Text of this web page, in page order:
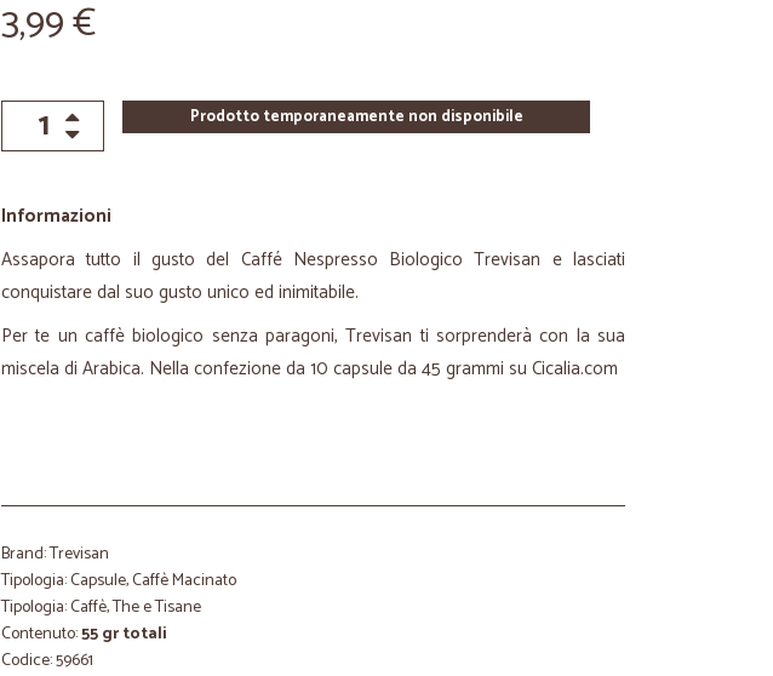
3,99 €
Prodotto temporaneamente non disponibile
Informazioni
Assapora tutto il gusto del Caffé Nespresso Biologico Trevisan e lasciati
conquistare dal suo gusto unico ed inimitabile.
Per te un caffè biologico senza paragoni, Trevisan ti sorprenderà con la sua
miscela di Arabica. Nella confezione da 10 capsule da 45 grammi su Cicalia.com
Brand: Trevisan
Tipologia: Capsule, Caffè Macinato
Tipologia: Caffè, The e Tisane
Contenuto:55 gr totali
Codice: 59661